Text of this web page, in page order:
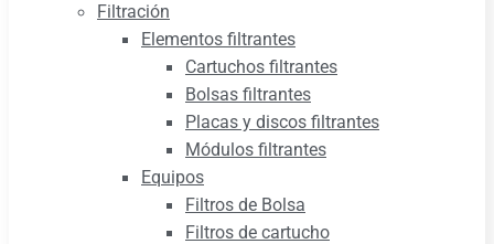
Filtración
Elementos filtrantes
Cartuchos filtrantes
Bolsas filtrantes
Placas y discos filtrantes
Módulos filtrantes
Equipos
Filtros de Bolsa
Filtros de cartucho